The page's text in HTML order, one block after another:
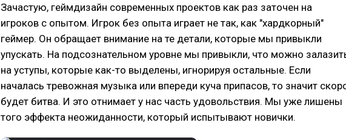
Зачастую, геймдизайн современных проектов как раз заточен на
игроков с опытом. Игрок без опыта играет не так, как "хардкорный"
геймер. Он обращает внимание на те детали, которые мы привыкли
упускать. На подсознательном уровне мы привыкли, что можно
на уступы, которые как-то выделены, игнорируя остальные. Если
началась тревожная музыка или впереди куча припасов, то значит
будет битва. И это отнимает у нас часть удовольствия. Мы уже лишены
того эффекта неожиданности, который испытывают новички.